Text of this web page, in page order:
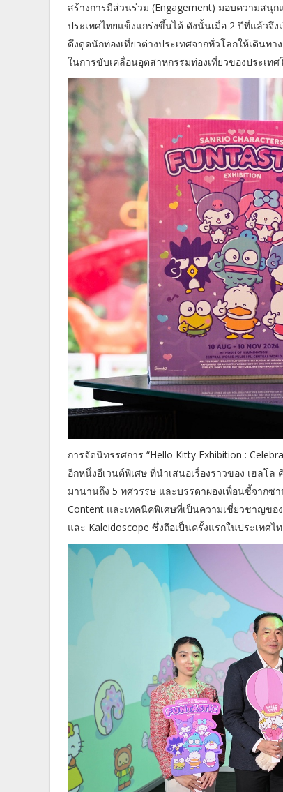
สร้างการมีส่วนร่วม (Engagement) มอบความสนุ
ประเทศไทยแข็งแกร่งขึ้นได้ ดังนั้นเมื่อ 2 ปีที่แล้วจึง
ดึงดูดนักท่องเที่ยวต่างประเทศจากทั่วโลกให้เดินท
ในการขับเคลื่อนอุตสาหกรรมท่องเที่ยวของประเทศ
การจัดนิทรรศการ “Hello Kitty Exhibition :
อีกหนึ่งอีเวนต์พิเศษ ที่นำเสนอเรื่องราวของ เฮลโ
มานานถึง 5 ทศวรรษ และบรรดาผองเพื่อนซี้จาก
Content และเทคนิคพิเศษที่เป็นความเชี่ยวชาญขอ
และ Kaleidoscope ซึ่งถือเป็นครั้งแรกในประเทศไ